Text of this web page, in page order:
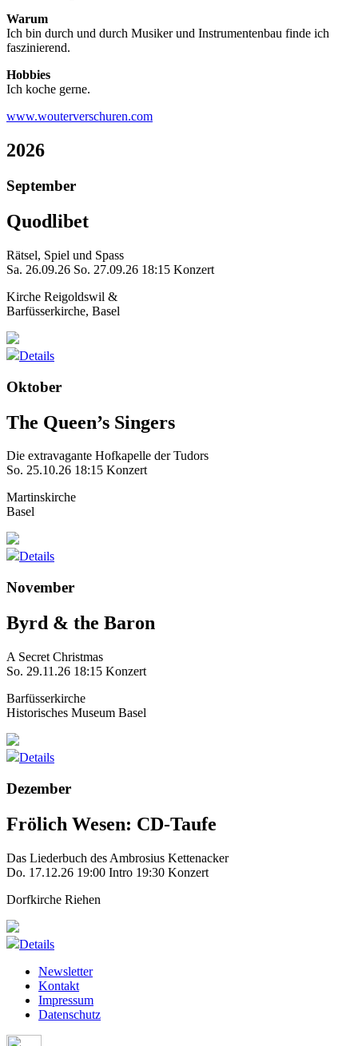
Warum
Ich bin durch und durch Musiker und Instrumentenbau finde ich
faszinierend.
Hobbies
Ich koche gerne.
www.wouterverschuren.com
2026
September
Quodlibet
Rätsel, Spiel und Spass
Sa. 26.09.26 So. 27.09.26 18:15 Konzert
Kirche Reigoldswil &
Barfüsserkirche, Basel
Details
Oktober
The Queen’s Singers
Die extravagante Hofkapelle der Tudors
So. 25.10.26 18:15 Konzert
Martinskirche
Basel
Details
November
Byrd & the Baron
A Secret Christmas
So. 29.11.26 18:15 Konzert
Barfüsserkirche
Historisches Museum Basel
Details
Dezember
Frölich Wesen: CD-Taufe
Das Liederbuch des Ambrosius Kettenacker
Do. 17.12.26 19:00 Intro 19:30 Konzert
Dorfkirche Riehen
Details
Newsletter
Kontakt
Impressum
Datenschutz